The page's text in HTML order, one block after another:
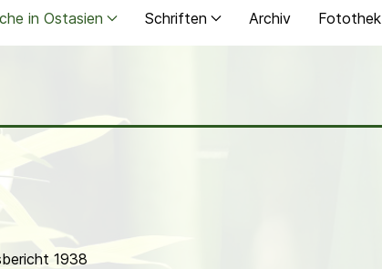
in Ostasien Schriften Archiv Fotothek
1938